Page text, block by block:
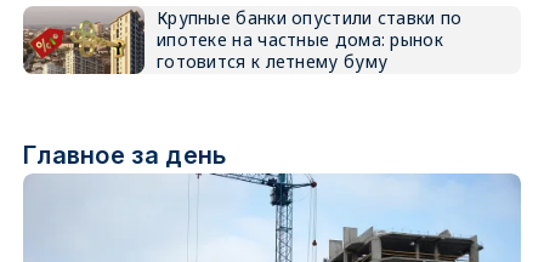
Крупные банки опустили ставки по
ипотеке на частные дома: рынок
готовится к летнему буму
Главное за день